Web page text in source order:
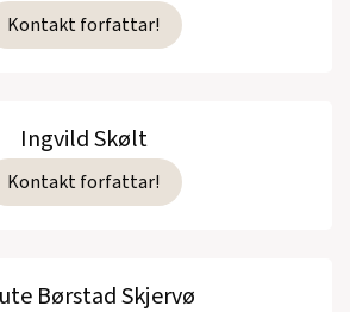
Kontakt forfattar!
Ingvild Skølt
Kontakt forfattar!
Børstad Skjervø